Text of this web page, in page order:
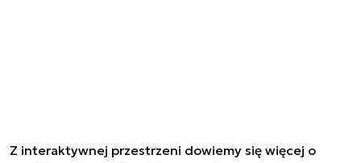
Z interaktywnej przestrzeni dowiemy się więcej o